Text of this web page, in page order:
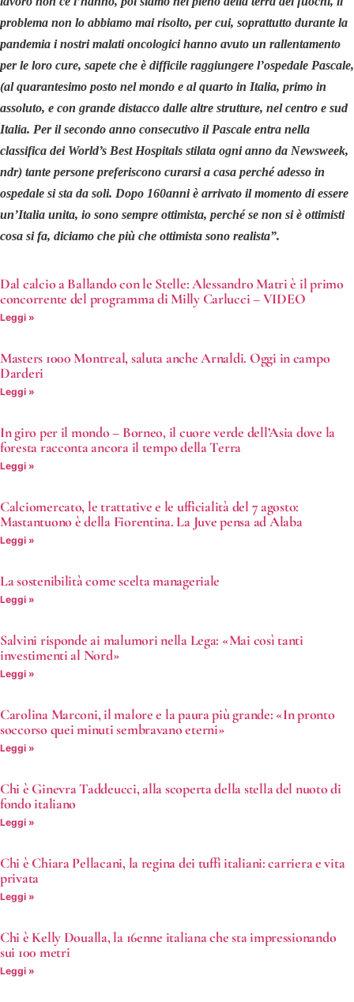
problema non lo abbiamo mai risolto, per cui, soprattutto durante la
pandemia i nostri malati oncologici hanno avuto un rallentamento
per le loro cure, sapete che è difficile raggiungere l’ospedale Pascale,
(al quarantesimo posto nel mondo e al quarto in Italia, primo in
assoluto, e con grande distacco dalle altre strutture, nel centro e sud
Italia. Per il secondo anno consecutivo il Pascale entra nella
classifica dei World’s Best Hospitals stilata ogni anno da Newsweek,
ndr) tante persone preferiscono curarsi a casa perché adesso in
ospedale si sta da soli. Dopo 160anni è arrivato il momento di essere
un’Italia unita, io sono sempre ottimista, perché se non si è ottimisti
cosa si fa, diciamo che più che ottimista sono realista”.
Dal calcio a Ballando con le Stelle: Alessandro Matri è il primo
concorrente del programma di Milly Carlucci – VIDEO
Leggi »
Masters 1000 Montreal, saluta anche Arnaldi. Oggi in campo
Darderi
Leggi »
In giro per il mondo – Borneo, il cuore verde dell’Asia dove la
foresta racconta ancora il tempo della Terra
Leggi »
Calciomercato, le trattative e le ufficialità del 7 agosto:
Mastantuono è della Fiorentina. La Juve pensa ad Alaba
Leggi »
La sostenibilità come scelta manageriale
Leggi »
Salvini risponde ai malumori nella Lega: «Mai così tanti
investimenti al Nord»
Leggi »
Carolina Marconi, il malore e la paura più grande: «In pronto
soccorso quei minuti sembravano eterni»
Leggi »
Chi è Ginevra Taddeucci, alla scoperta della stella del nuoto di
fondo italiano
Leggi »
Chi è Chiara Pellacani, la regina dei tuffi italiani: carriera e vita
privata
Leggi »
Chi è Kelly Doualla, la 16enne italiana che sta impressionando
sui 100 metri
Leggi »